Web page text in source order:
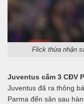
Flick thừa nhận
Juventus cấm 3 CĐV
Juventus đã ra thông
Parma đến sân sau